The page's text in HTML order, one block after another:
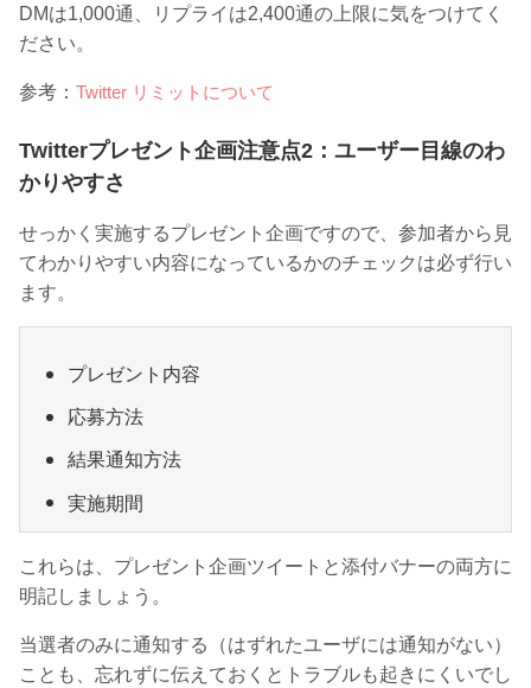
DMは1,000通、リプライは2,400通の上限に気をつけてく
ださい。
参考： Twitter リミットについて
Twitterプレゼント企画注意点2：ユーザー目線のわ
かりやすさ
せっかく実施するプレゼント企画ですので、参加者から見
てわかりやすい内容になっているかのチェックは必ず行い
ます。
プレゼント内容
応募方法
結果通知方法
実施期間
これらは、プレゼント企画ツイートと添付バナーの両方に
明記しましょう。
当選者のみに通知する（はずれたユーザには通知がない）
ことも、忘れずに伝えておくとトラブルも起きにくいでし